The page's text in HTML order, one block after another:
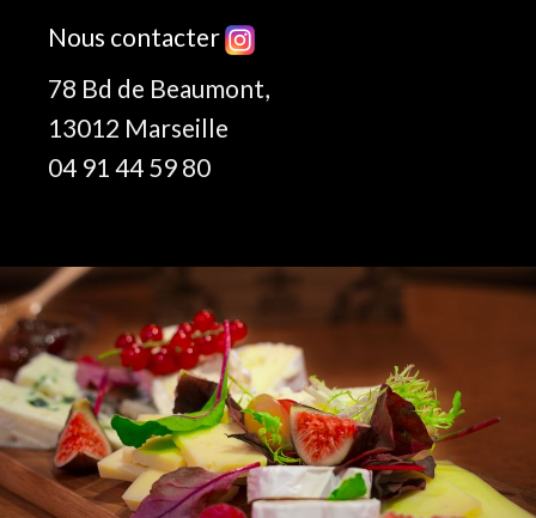
Nous contacter
78 Bd de Beaumont,
13012 Marseille
04 91 44 59 80